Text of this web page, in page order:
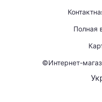
Полная
©Интернет-